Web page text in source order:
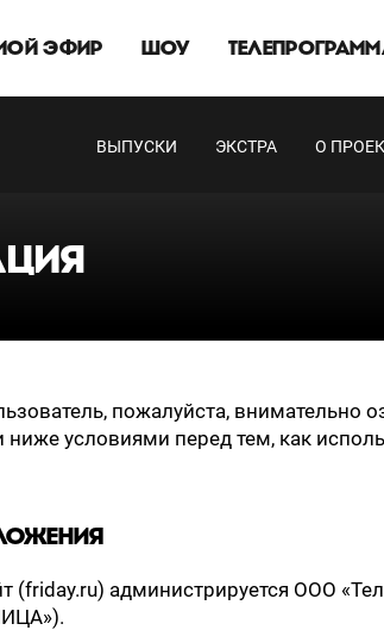
ЭФИР ШОУ
ВЫПУСКИ ЭКСТРА О
пожалуйста, внимательно
условиями перед тем, как
(friday.ru) администрируется ООО